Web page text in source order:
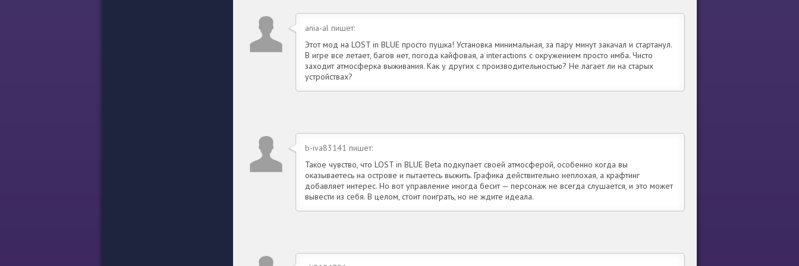
ania-al пишет:
Этот мод на LOST in BLUE просто пушка! Установка минимальная, за пару минут закачал и стартанул.
В игре все летает, багов нет, погода кайфовая, а interactions с окружением просто имба. Чисто
заходит атмосферка выживания. Как у других с производительностью? Не лагает ли на старых
устройствах?
b-iva83141 пишет:
Такое чувство, что LOST in BLUE Beta подкупает своей атмосферой, особенно когда вы
оказываетесь на острове и пытаетесь выжить. Графика действительно неплохая, а крафтинг
добавляет интерес. Но вот управление иногда бесит — персонаж не всегда слушается, и это может
вывести из себя. В целом, стоит поиграть, но не ждите идеала.